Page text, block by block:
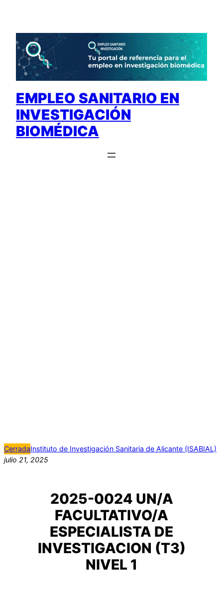
contenido
EMPLEO SANITARIO EN
INVESTIGACIÓN
BIOMÉDICA
CerradaInstituto de Investigación Sanitaria de Alicante (ISABIAL)
julio 21, 2025
2025-0024 UN/A
FACULTATIVO/A
ESPECIALISTA DE
INVESTIGACION (T3)
NIVEL 1